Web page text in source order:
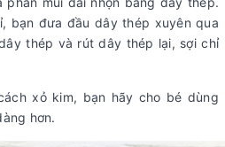
bạn đưa đầu dây thép xuyên qua
thép và rút dây thép lại, sợi chỉ
xỏ kim, bạn hãy cho bé dùng
hơn.